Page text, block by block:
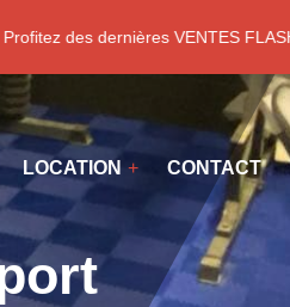
des dernières VENTES FLASH !
LOCATION CONTACT